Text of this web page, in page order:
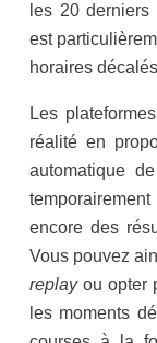
les 20
est
horaires
Les
réalité en
automatique
encore des
Vous pouvez
replayou opter
les moments